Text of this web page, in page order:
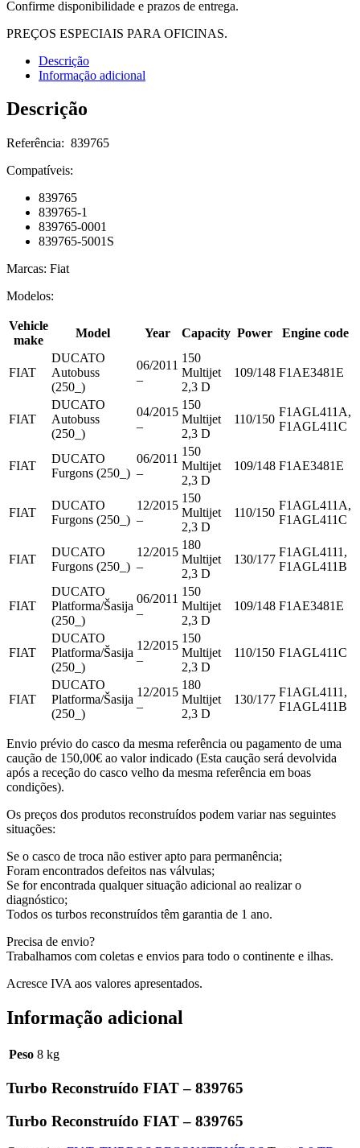
Confirme disponibilidade e prazos de entrega.
PREÇOS ESPECIAIS PARA OFICINAS.
Descrição
Informação adicional
Descrição
Referência: 839765
Compatíveis:
839765
839765-1
839765-0001
839765-5001S
Marcas: Fiat
Modelos:
Vehicle
make
Model Year Capacity Power Engine code
FIAT
DUCATO
Autobuss
(250_)
06/2011
–
150
Multijet
2,3 D
109/148 F1AE3481E
FIAT
DUCATO
Autobuss
(250_)
04/2015
–
150
Multijet
2,3 D
110/150
F1AGL411A,
F1AGL411C
FIAT
DUCATO
Furgons (250_)
06/2011
–
150
Multijet
2,3 D
109/148 F1AE3481E
FIAT
DUCATO
Furgons (250_)
12/2015
–
150
Multijet
2,3 D
110/150
F1AGL411A,
F1AGL411C
FIAT
DUCATO
Furgons (250_)
12/2015
–
180
Multijet
2,3 D
130/177
F1AGL4111,
F1AGL411B
FIAT
DUCATO
Platforma/Šasija
(250_)
06/2011
–
150
Multijet
2,3 D
109/148 F1AE3481E
FIAT
DUCATO
Platforma/Šasija
(250_)
12/2015
–
150
Multijet
2,3 D
110/150 F1AGL411C
FIAT
DUCATO
Platforma/Šasija
(250_)
12/2015
–
180
Multijet
2,3 D
130/177
F1AGL4111,
F1AGL411B
Envio prévio do casco da mesma referência ou pagamento de uma
caução de 150,00€ ao valor indicado (Esta caução será devolvida
após a receção do casco velho da mesma referência em boas
condições).
Os preços dos produtos reconstruídos podem variar nas seguintes
situações:
Se o casco de troca não estiver apto para permanência;
Foram encontrados defeitos nas válvulas;
Se for encontrada qualquer situação adicional ao realizar o
diagnóstico;
Todos os turbos reconstruídos têm garantia de 1 ano.
Precisa de envio?
Trabalhamos com coletas e envios para todo o continente e ilhas.
Acresce IVA aos valores apresentados.
Informação adicional
Peso 8 kg
Turbo Reconstruído FIAT – 839765
Turbo Reconstruído FIAT – 839765